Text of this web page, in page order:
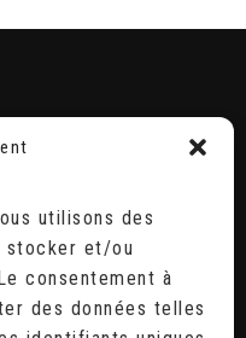
utilisons des
stocker et/ou
consentement à
des données telles